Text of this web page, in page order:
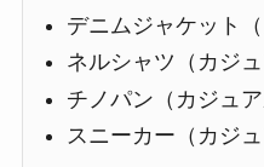
デニムジャケット（
ネルシャツ（カジュ
チノパン（カジュア
スニーカー（カジュ